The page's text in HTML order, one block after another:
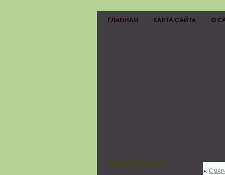
ГЛАВНАЯ КАРТА САЙТА О
ПОИСК ПО САЙТУ
«